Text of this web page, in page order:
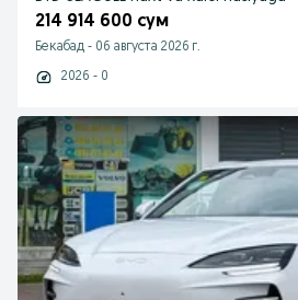
214 914 600 сум
Бекабад - 06 августа 2026 г.
2026 - 0